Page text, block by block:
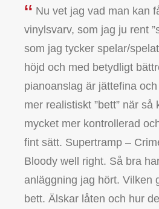
Nu vet jag vad man kan
vinylsvarv, som jag ju rent
som jag tycker spelar/
höjd och med betydligt
pianoanslag är jättefina
mer realistiskt ”bett” när
mycket mer kontrollerad
fint sätt. Supertramp –
Bloody well right. Så bra
anläggning jag hört. Vilken
bett. Älskar låten och hur